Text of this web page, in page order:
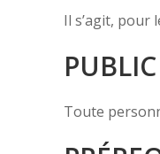
Il s’agit, pour
PUBLIC
Toute